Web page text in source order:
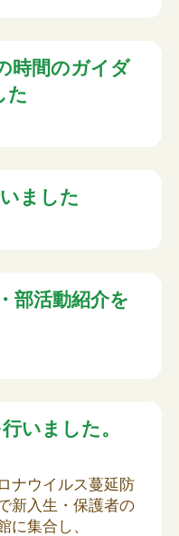
時間のガイダ
た
ました
部活動紹介を
いました。
ナウイルス蔓延防
新入生・保護者の
に集合し、